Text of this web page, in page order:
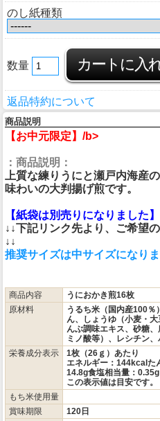
のし紙種類
数量
返品特約について
商品説明
【お中元限定】/b>
：商品説明：
上質な練りうにと瀬戸内海産
味わいの大判揚げ煎です。
【紙袋は別売りになりました】
↓↓下記リンク先より、ご希望
↓↓
推奨サイズは中サイズになりま
商品内容
うにおかき煎16枚
原材料
うるち米（国内産100％
ん、しょうゆ（小麦・
んぶ調味エキス、砂糖
ミノ酸等）、レシチン
栄養成分表示
1枚（26ｇ）あたり
エネルギー：144kcalた
14.8g食塩相当量：0.35g
この表示値は目安です。
もち米使用量
賞味期限
120日